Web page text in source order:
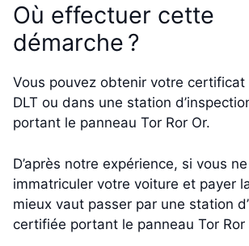
Où effectuer cette
démarche ?
Vous pouvez obtenir votre certificat
DLT ou dans une station
portant le panneau Tor Ror Or.
D’après notre expérience, si vous
immatriculer votre voiture et payer
mieux vaut passer par une station
certifiée portant le panneau Tor Ror